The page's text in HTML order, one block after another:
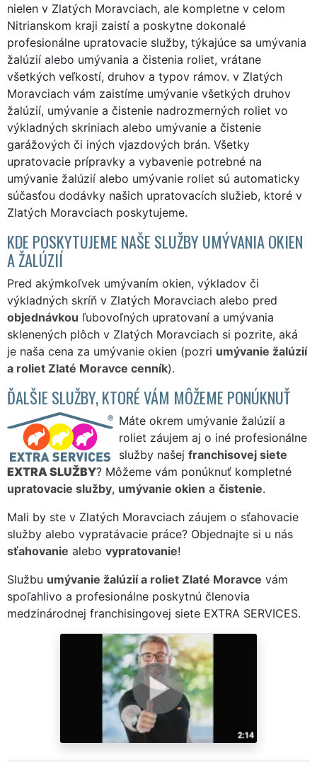
nielen v Zlatých Moravciach, ale kompletne v celom
Nitrianskom kraji zaistí a poskytne dokonalé
profesionálne upratovacie služby, týkajúce sa umývania
žalúzií alebo umývania a čistenia roliet, vrátane
všetkých veľkostí, druhov a typov rámov. v Zlatých
Moravciach vám zaistíme umývanie všetkých druhov
žalúzií, umývanie a čistenie nadrozmerných roliet vo
výkladných skriniach alebo umývanie a čistenie
garážových či iných vjazdových brán. Všetky
upratovacie prípravky a vybavenie potrebné na
umývanie žalúzií alebo umývanie roliet sú automaticky
súčasťou dodávky našich upratovacích služieb, ktoré v
Zlatých Moravciach poskytujeme.
KDE POSKYTUJEME NAŠE SLUŽBY UMÝVANIA OKIEN
A ŽALÚZIÍ
Pred akýmkoľvek umývaním okien, výkladov či
výkladných skríň v Zlatých Moravciach alebo pred
objednávkou ľubovoľných upratovaní a umývania
sklenených plôch v Zlatých Moravciach si pozrite, aká
je naša cena za umývanie okien (pozri umývanie žalúzií
a roliet Zlaté Moravce cenník).
ĎALŠIE SLUŽBY, KTORÉ VÁM MÔŽEME PONÚKNUŤ
Máte okrem umývanie žalúzií a
roliet záujem aj o iné profesionálne
služby našej franchisovej siete
EXTRA SLUŽBY? Môžeme vám ponúknuť kompletné
upratovacie služby, umývanie okien a čistenie.
Mali by ste v Zlatých Moravciach záujem o sťahovacie
služby alebo vypratávacie práce? Objednajte si u nás
sťahovanie alebo vypratovanie!
Službu umývanie žalúzií a roliet Zlaté Moravce vám
spoľahlivo a profesionálne poskytnú členovia
medzinárodnej franchisingovej siete EXTRA SERVICES.